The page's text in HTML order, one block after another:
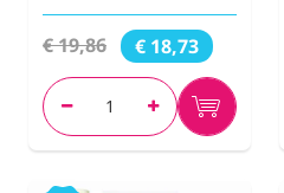
€ 19,86 € 18,73